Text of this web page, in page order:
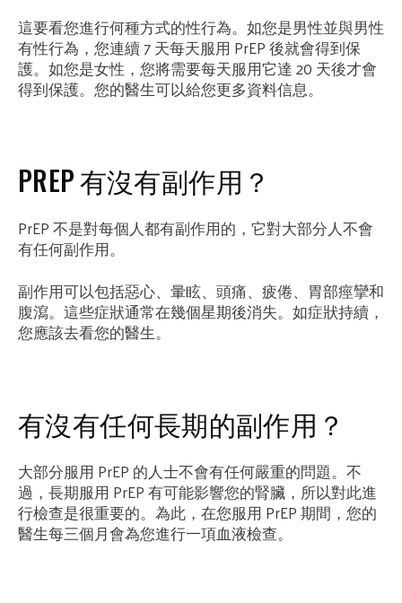
這要看您進行何種方式的性行為。如您是男性並與男性
有性行為，您連續 7 天每天服用 PrEP 後就會得到保
護。如您是女性，您將需要每天服用它達 20 天後才會
得到保護。您的醫生可以給您更多資料信息。
PREP 有沒有副作用？
PrEP 不是對每個人都有副作用的，它對大部分人不會
有任何副作用。
副作用可以包括惡心、暈眩、頭痛、疲倦、胃部痙攣和
腹瀉。這些症狀通常在幾個星期後消失。如症狀持續，
您應該去看您的醫生。
有沒有任何長期的副作用？
大部分服用 PrEP 的人士不會有任何嚴重的問題。不
過，長期服用 PrEP 有可能影響您的腎臟，所以對此進
行檢查是很重要的。為此，在您服用 PrEP 期間，您的
醫生每三個月會為您進行一項血液檢查。